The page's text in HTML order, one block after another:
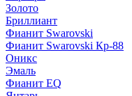
Золото
Бриллиант
Фианит Swarovski
Фианит Swarovski Кр-88
Оникс
Эмаль
Фианит EQ